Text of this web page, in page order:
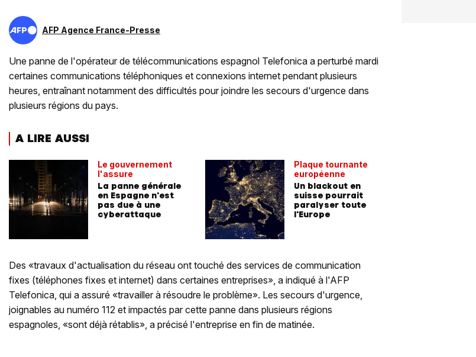
AFP Agence France-Presse
Une panne de l'opérateur de télécommunications espagnol Telefonica a perturbé mardi
certaines communications téléphoniques et connexions internet pendant plusieurs
heures, entraînant notamment des difficultés pour joindre les secours d'urgence dans
plusieurs régions du pays.
A LIRE AUSSI
Le gouvernement
l'assure
La panne générale
en Espagne n'est
pas due à une
cyberattaque
Plaque tournante
européenne
Un blackout en
suisse pourrait
paralyser toute
l'Europe
Des «travaux d'actualisation du réseau ont touché des services de communication
fixes (téléphones fixes et internet) dans certaines entreprises», a indiqué à l'AFP
Telefonica, qui a assuré «travailler à résoudre le problème». Les secours d'urgence,
joignables au numéro 112 et impactés par cette panne dans plusieurs régions
espagnoles, «sont déjà rétablis», a précisé l'entreprise en fin de matinée.